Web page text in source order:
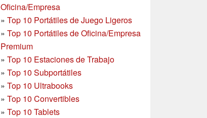
Oficina/Empresa
» Top 10 Portátiles de Juego Ligeros
» Top 10 Portátiles de Oficina/Empresa
Premium
» Top 10 Estaciones de Trabajo
» Top 10 Subportátiles
» Top 10 Ultrabooks
» Top 10 Convertibles
» Top 10 Tablets